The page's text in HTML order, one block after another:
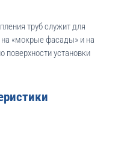
труб служит для
на «мокрые фасады» и на
установки